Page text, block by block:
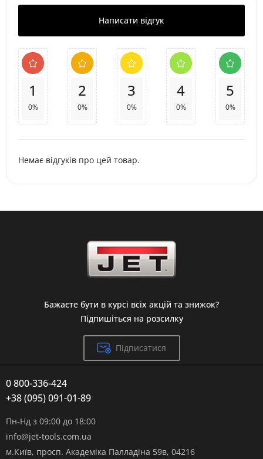
Написати відгук
1
0%
2
0%
3
0%
4
0%
5
0%
Немає відгуків про цей товар.
Бажаєте бути в курсі всіх акцій та знижок?
Підпишіться на розсилку
Підписатися
0 800-336-424
+38 (095) 091-01-89
Пн-Нд з 09:00 до 18:00
info@jet-tools.com.ua
м.Київ, просп. Академіка Палладіна 59в, 04216